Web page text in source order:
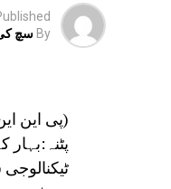
By سچ
(پی این